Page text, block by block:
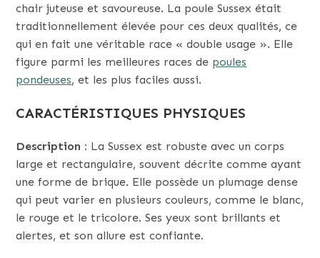
chair juteuse et savoureuse. La poule Sussex était
traditionnellement élevée pour ces deux qualités, ce
qui en fait une véritable race « double usage ». Elle
figure parmi les meilleures races de poules
pondeuses, et les plus faciles aussi.
CARACTÉRISTIQUES PHYSIQUES
Description : La Sussex est robuste avec un corps
large et rectangulaire, souvent décrite comme ayant
une forme de brique. Elle possède un plumage dense
qui peut varier en plusieurs couleurs, comme le blanc,
le rouge et le tricolore. Ses yeux sont brillants et
alertes, et son allure est confiante.